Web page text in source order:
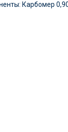
Карбомер